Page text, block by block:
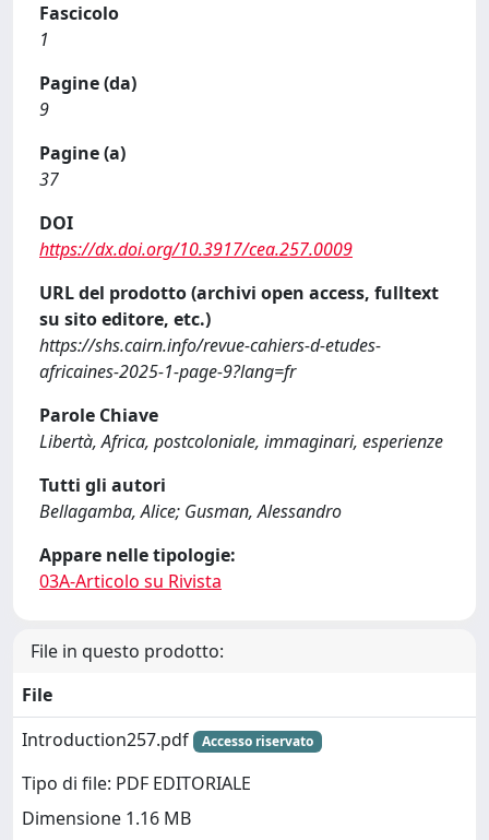
Fascicolo
1
Pagine (da)
9
Pagine (a)
37
DOI
https://dx.doi.org/10.3917/cea.257.0009
URL del prodotto (archivi open access, fulltext
su sito editore, etc.)
https://shs.cairn.info/revue-cahiers-d-etudes-
africaines-2025-1-page-9?lang=fr
Parole Chiave
Libertà, Africa, postcoloniale, immaginari, esperienze
Tutti gli autori
Bellagamba, Alice; Gusman, Alessandro
Appare nelle tipologie:
03A-Articolo su Rivista
File in questo prodotto:
File
Introduction257.pdf
Accesso riservato
Tipo di file: PDF EDITORIALE
Dimensione 1.16 MB